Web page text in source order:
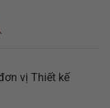
vị Thiết kế